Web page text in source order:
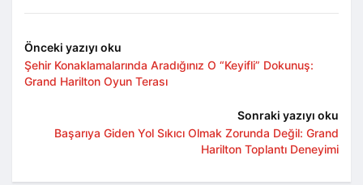
Önceki yazıyı oku
Şehir Konaklamalarında Aradığınız O “Keyifli” Dokunuş:
Grand Harilton Oyun Terası
Sonraki yazıyı oku
Başarıya Giden Yol Sıkıcı Olmak Zorunda Değil: Grand
Harilton Toplantı Deneyimi